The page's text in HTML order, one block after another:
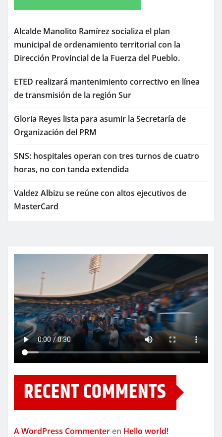
Alcalde Manolito Ramírez socializa el plan
municipal de ordenamiento territorial con la
Dirección Provincial de la Fuerza del Pueblo.
ETED realizará mantenimiento correctivo en línea
de transmisión de la región Sur
Gloria Reyes lista para asumir la Secretaría de
Organización del PRM
SNS: hospitales operan con tres turnos de cuatro
horas, no con tanda extendida
Valdez Albizu se reúne con altos ejecutivos de
MasterCard
RECENT COMMENTS
A WordPress Commenter en Hello world!